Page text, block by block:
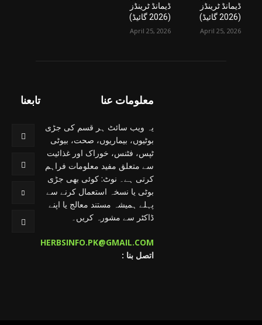
ڈیمانڈ ٹرینڈز
(2026 گائیڈ)
April 25, 2026
ڈیمانڈ ٹرینڈز
(2026 گائیڈ)
April 25, 2026
معلومات عنا
یہ ویب سائٹ ہر قسم کی جڑی
بوٹیوں، بیماریوں، صحت، بیوٹی
ٹپس، فٹنس، خوراک اور غذائیت
سے متعلق مفید معلومات فراہم
کرتی ہے۔ نوٹ: کوئی بھی جڑی
بوٹی یا نسخہ استعمال کرنے سے
پہلے ہمیشہ مستند معالج یا اپنے
ڈاکٹر سے مشورہ کریں۔
HERBSINFO.PK@GMAIL.COM
: اتصل بنا
تابعنا